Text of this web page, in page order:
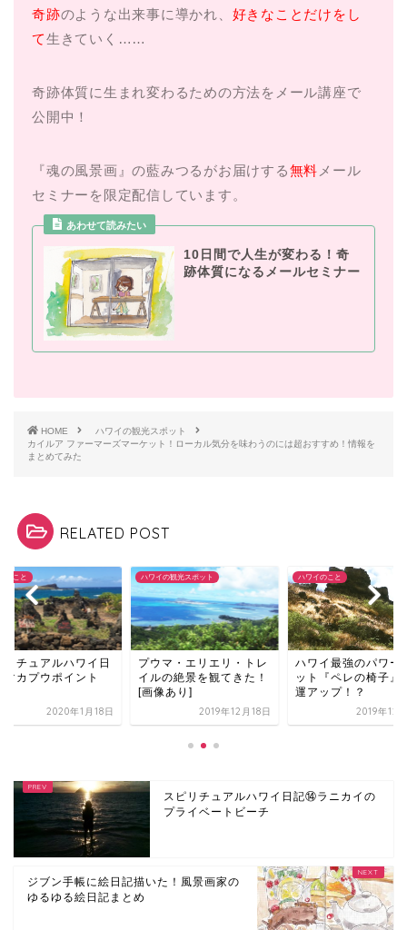
奇跡のような出来事に導かれ、 好きなことだけをし
て生きていく……
奇跡体質に生まれ変わるための方法をメール講座で
公開中！
『魂の風景画』の藍みつるがお届けする無料 メール
セミナーを限定配信しています。
あわせて読みたい
10日間で人生が変わる！奇
跡体質になるメールセミナー
HOME
ハワイの観光スポット
カイルア ファーマーズマーケット！ローカル気分を味わうのには超おすすめ！情報を
まとめてみた
RELATED POST
の観光スポット
マ・エリエリ・トレ
の絶景を観てきた！
2019年12月18日
ハワイのこと
ハワイ最強のパワースポ
ット『ペレの椅子』で金
運アップ！？
2019年12月10日
ハワイのこと
スピリチュアルハワ
記⑰マカプウポイン
2020年1
スピリチュアルハワイ日記⑭ラニカイの
プライベートビーチ
ジブン手帳に絵日記描いた！風景画家の
ゆるゆる絵日記まとめ